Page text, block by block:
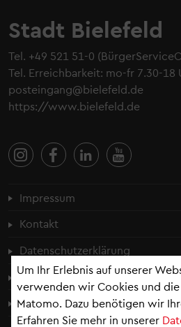
Um Ihr Erlebnis auf unserer
verwenden wir Cookies und
Matomo. Dazu benötigen wir
Erfahren Sie mehr in unserer
Stadt Bielefeld
Tel. +49 521 51-0
Tel. Erreichbarkeit: mo-fr 7.30-18
posteingang@bielefeld.de
https://www.bielefeld.de
Fußzeilenmenü
Impressum
Kontakt
Datenschutzerklärung
Cookie-Einstellungen
Erklärung zur Barrierefreiheit